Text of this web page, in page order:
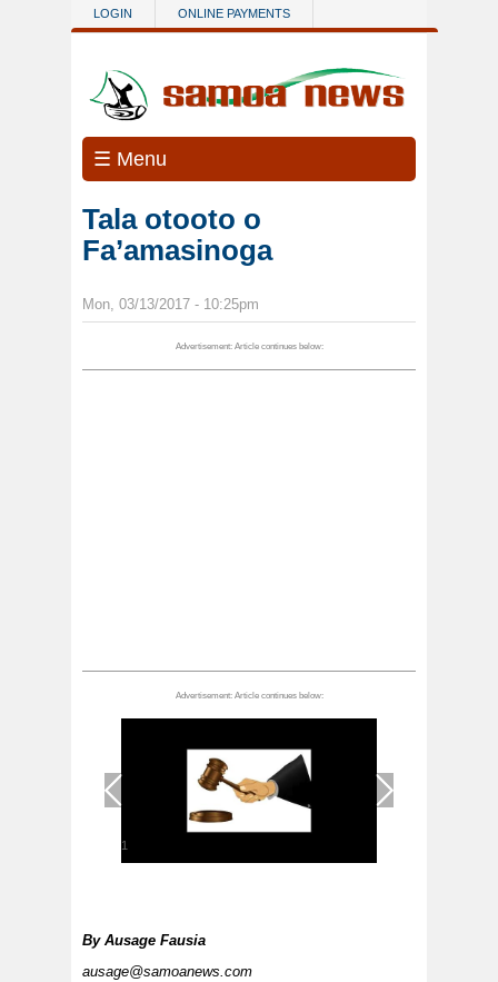
Skip to main content
LOGIN ONLINE PAYMENTS
☰ Menu
Tala otooto o
Fa’amasinoga
Mon, 03/13/2017 - 10:25pm
1
By Ausage Fausia
ausage@samoanews.com